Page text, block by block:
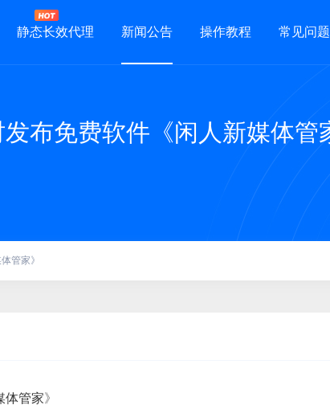
静态长效代理 新闻公告 操作教程 常见问题
布免费软件《闲人新媒体管
管家》
体管家》